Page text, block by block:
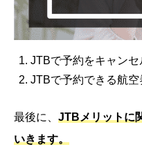
JTBで予約をキャン
JTBで予約できる航
最後に、 JTBメリットに
いきます。